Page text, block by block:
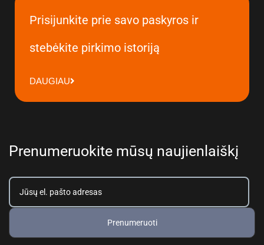
Prisijunkite prie savo paskyros ir
stebėkite pirkimo istoriją
DAUGIAU
Prenumeruokite mūsų naujienlaiškį
Prenumeruoti